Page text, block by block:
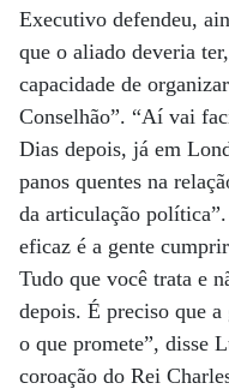
Executivo defendeu,
que o aliado deveria
capacidade de
Conselhão”. “Aí vai
Dias depois, já em
panos quentes na
da articulação
eficaz é a gente
Tudo que você trata e
depois. É preciso que
o que promete”, disse
coroação do Rei